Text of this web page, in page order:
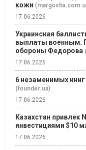
кожи
17.06.2026
Украинская
выплаты военным.
обороны Федорова
17.06.2026
6 незаменимых
(founder.ua)
17.06.2026
Казахстан привлек
инвестициями $10
17.06.2026